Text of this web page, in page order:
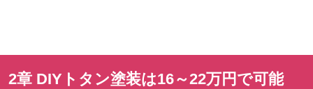
2章 DIY トタン塗装は16～22万円で可能